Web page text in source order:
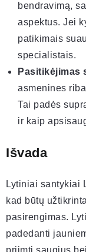
bendravimą,
aspektus. Jei
patikimais
specialistais.
Pasitikėjimas
asmenines
Tai padės
ir kaip
Išvada
Lytiniai santykiai
kad būtų
pasirengimas.
padedanti